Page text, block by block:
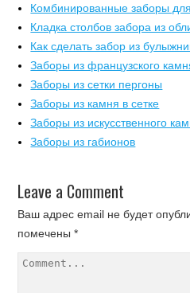
Комбинированные заборы
Кладка столбов забора из
Как сделать забор из
Заборы из французского
Заборы из сетки пергоны
Заборы из камня в сетке
Заборы из искусственного
Заборы из габионов
Leave a Comment
Ваш адрес email не будет
помечены*